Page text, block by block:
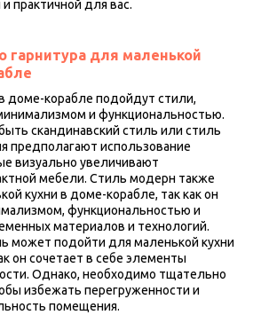
практичной для вас.
гарнитура для маленькой
доме-корабле подойдут стили,
и функциональностью.
скандинавский стиль или стиль
предполагают использование
визуально увеличивают
мебели. Стиль модерн также
кухни в доме-корабле, так как он
функциональностью и
материалов и технологий.
может подойти для маленькой кухни
он сочетает в себе элементы
Однако, необходимо тщательно
избежать перегруженности и
помещения.